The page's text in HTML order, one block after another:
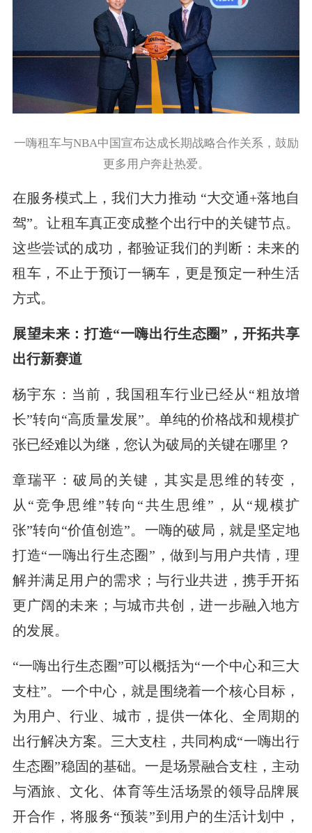
一嗨租车与NBA中国宣布达成长期战略合作关系，鼓励
更多用户奔赴热爱。
在服务模式上，我们大力推动 “大交通+落地自
驾”。让租车真正变成整个出行中的关键节点。
这些尝试的成功，都验证我们的判断：未来的
租车，不止于预订一辆车，更是预定一种生活
方式。
展望未来：打造“一嗨出行生态圈”，开拓共享
出行新赛道
杨宇东：当前，我国租车行业已经从“粗放增
长”转向“高质量发展”。单纯的价格战和规模扩
张已经难以为继，您认为破局的关键在哪里？
章瑞平：破局的关键，其实是思维的转变，
从“竞争思维”转向“共生思维”，从“规模扩
张”转向“价值创造”。一嗨的破局，就是坚定地
打造“一嗨出行生态圈”，做到与用户共情，理
解并满足用户的需求；与行业共进，携手开拓
更广阔的未来；与城市共创，进一步融入地方
的发展。
“一嗨出行生态圈”可以概括为“一个中心和三大
支柱”。一个中心，就是围绕着一个核心目标，
为用户、行业、城市，提供一体化、全周期的
出行解决方案。三大支柱，共同构成“一嗨出行
生态圈”稳固的基础。一是场景融合支柱，主动
与酒旅、文化、体育等生活场景的领导品牌展
开合作，将服务“预装”到用户的生活计划中，